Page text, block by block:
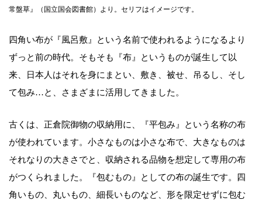
常盤草』（国立国会図書館）より。セリフはイメージです。
四角い布が『風呂敷』という名前で使われるようになるより
ずっと前の時代。そもそも『布』というものが誕生して以
来、日本人はそれを身にまとい、敷き、被せ、吊るし、そし
て包み…と、さまざまに活用してきました。
古くは、正倉院御物の収納用に、『平包み』という名称の布
が使われています。小さなものは小さな布で、大きなものは
それなりの大きさでと、収納される品物を想定して専用の布
がつくられました。『包むもの』としての布の誕生です。四
角いもの、丸いもの、細長いものなど、形を限定せずに包む